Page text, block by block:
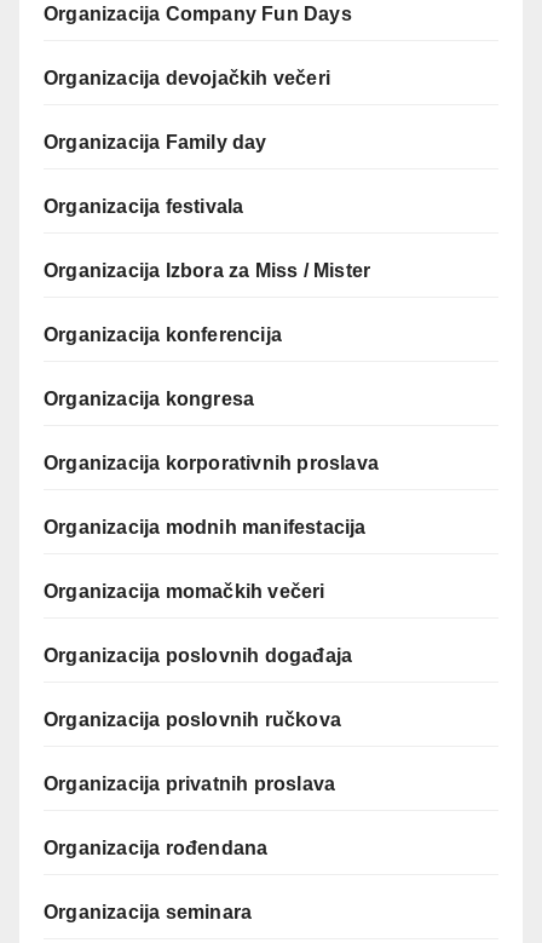
Organizacija Company Fun Days
Organizacija devojačkih večeri
Organizacija Family day
Organizacija festivala
Organizacija Izbora za Miss / Mister
Organizacija konferencija
Organizacija kongresa
Organizacija korporativnih proslava
Organizacija modnih manifestacija
Organizacija momačkih večeri
Organizacija poslovnih događaja
Organizacija poslovnih ručkova
Organizacija privatnih proslava
Organizacija rođendana
Organizacija seminara